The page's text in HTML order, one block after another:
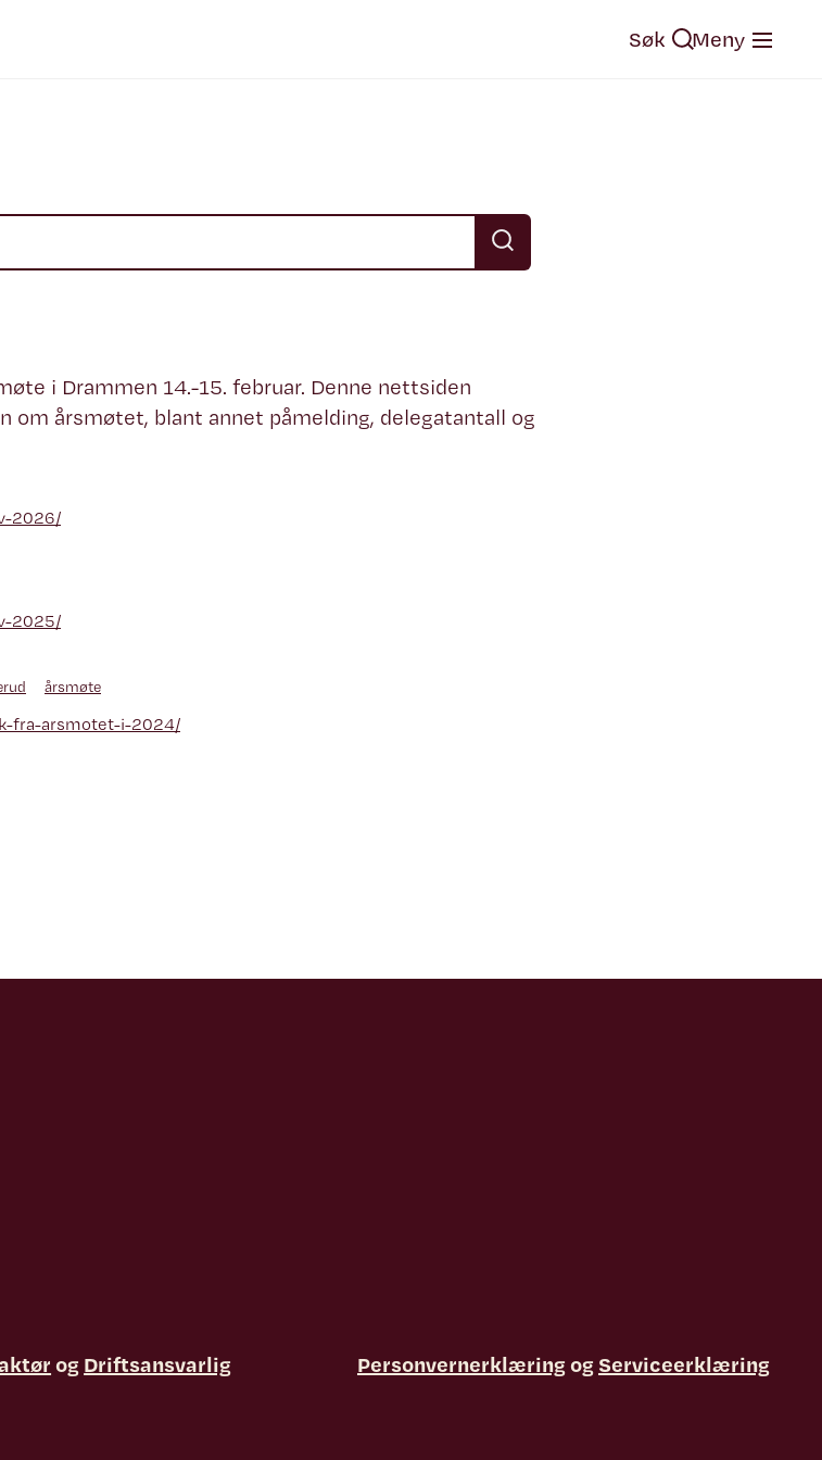
Søk Meny
i Drammen 14.-15. februar. Denne nettsiden
om årsmøtet, blant annet påmelding, delegatantall og
2026/
2025/
årsmøte
fra-arsmotet-i-2024/
og Driftsansvarlig Personvernerklæringog Serviceerklæring